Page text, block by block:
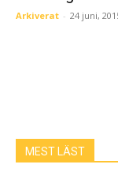
Arkiverat - 24 juni,
MEST LÄST